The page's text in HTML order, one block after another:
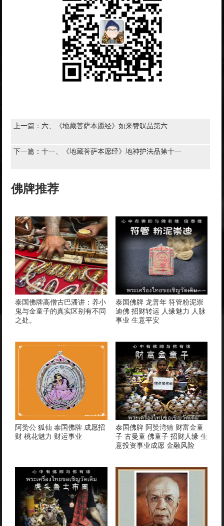
上一篇：六、《地藏菩萨本愿经》如来赞叹品第六
下一篇：十一、《地藏菩萨本愿经》地神护法品第十一
佛牌推荐
泰国佛牌高僧古巴潘讲：养小
鬼与金童子的真实区别有不同
之处。
泰国佛牌 龙普年 符管粉泥崇
迪佛 招财转运 人缘魅力 人脉
事业 生意平安
阿赞公 狐仙 泰国佛牌 成愿招
财 桃花魅力 财运事业
泰国佛牌 阿赞湾猜 财富金童
子 古曼童 佛童子 招财人缘 生
意投资事业成愿 金融风险